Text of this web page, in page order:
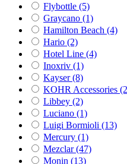
Flybottle (5)
Graycano (1)
Hamilton Beach (4)
Hario (2)
Hotel Line (4)
Inoxriv (1)
Kayser(8)
KOHR Accessories
Libbey (2)
Luciano (1)
Luigi Bormioli (13)
Mercury (1)
Mezclar(47)
Monin (13)